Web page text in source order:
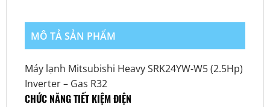
MÔ TẢ SẢN PHẨM
Máy lạnh Mitsubishi Heavy SRK24YW-W5 (2.5Hp)
Inverter – Gas R32
CHỨC NĂNG TIẾT KIỆM ĐIỆN